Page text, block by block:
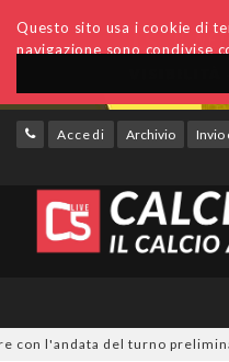
Questo sito usa i cookie di
navigazione sono condivise
Accedi Archivio Invio
l'andata del turno preliminare: